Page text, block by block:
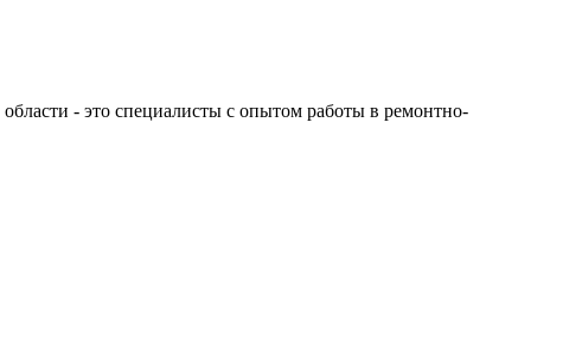
- это специалисты с опытом работы в ремонтно-